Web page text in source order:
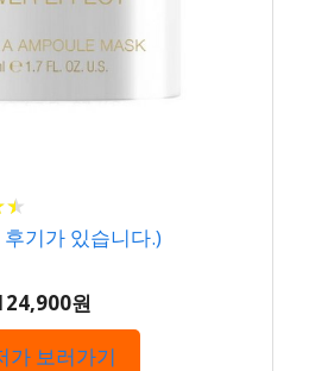
★
★
기가 있습니다.)
원
가 보러가기